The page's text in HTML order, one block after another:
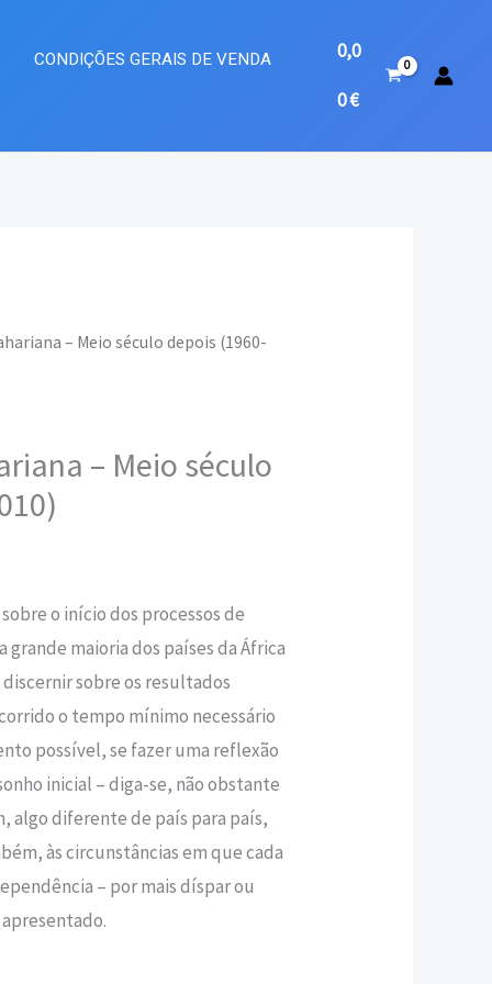
CONDIÇÕES GERAIS DE VENDA
0,0
0€
– Meio século depois (1960-
– Meio século
€.
sobre o início dos processos de
maioria dos países da África
sobre os resultados
o tempo mínimo necessário
possível, se fazer uma reflexão
inicial – diga-se, não obstante
algo diferente de país para país,
às circunstâncias em que cada
– por mais díspar ou